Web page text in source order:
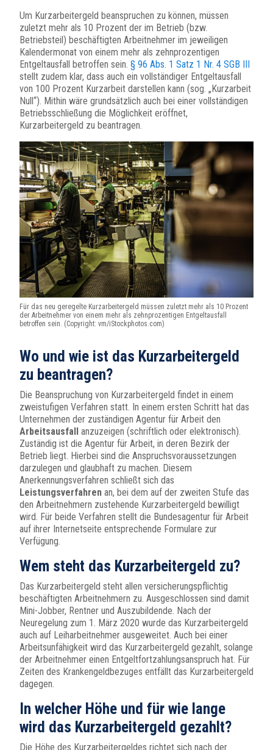
Um Kurzarbeitergeld beanspruchen zu können, müssen
zuletzt mehr als 10 Prozent der im Betrieb (bzw.
Betriebsteil) beschäftigten Arbeitnehmer im jeweiligen
Kalendermonat von einem mehr als zehnprozentigen
Entgeltausfall betroffen sein. § 96 Abs. 1 Satz 1 Nr. 4 SGB III
stellt zudem klar, dass auch ein vollständiger Entgeltausfall
von 100 Prozent Kurzarbeit darstellen kann (sog. „Kurzarbeit
Null“). Mithin wäre grundsätzlich auch bei einer vollständigen
Betriebsschließung die Möglichkeit eröffnet,
Kurzarbeitergeld zu beantragen.
Für das neu geregelte Kurzarbeitergeld müssen zuletzt mehr als 10 Prozent
der Arbeitnehmer von einem mehr als zehnprozentigen Entgeltausfall
betroffen sein. (Copyright: vm/iStockphotos.com)
Wo und wie ist das Kurzarbeitergeld
zu beantragen?
Die Beanspruchung von Kurzarbeitergeld findet in einem
zweistufigen Verfahren statt. In einem ersten Schritt hat das
Unternehmen der zuständigen Agentur für Arbeit den
Arbeitsausfall anzuzeigen (schriftlich oder elektronisch).
Zuständig ist die Agentur für Arbeit, in deren Bezirk der
Betrieb liegt. Hierbei sind die Anspruchsvoraussetzungen
darzulegen und glaubhaft zu machen. Diesem
Anerkennungsverfahren schließt sich das
Leistungsverfahren an, bei dem auf der zweiten Stufe das
den Arbeitnehmern zustehende Kurzarbeitergeld bewilligt
wird. Für beide Verfahren stellt die Bundesagentur für Arbeit
auf ihrer Internetseite entsprechende Formulare zur
Verfügung.
Wem steht das Kurzarbeitergeld zu?
Das Kurzarbeitergeld steht allen versicherungspflichtig
beschäftigten Arbeitnehmern zu. Ausgeschlossen sind damit
Mini-Jobber, Rentner und Auszubildende. Nach der
Neuregelung zum 1. März 2020 wurde das Kurzarbeitergeld
auch auf Leiharbeitnehmer ausgeweitet. Auch bei einer
Arbeitsunfähigkeit wird das Kurzarbeitergeld gezahlt, solange
der Arbeitnehmer einen Entgeltfortzahlungsanspruch hat. Für
Zeiten des Krankengeldbezuges entfällt das Kurzarbeitergeld
dagegen.
In welcher Höhe und für wie lange
wird das Kurzarbeitergeld gezahlt?
Die Höhe des Kurzarbeitergeldes richtet sich nach der